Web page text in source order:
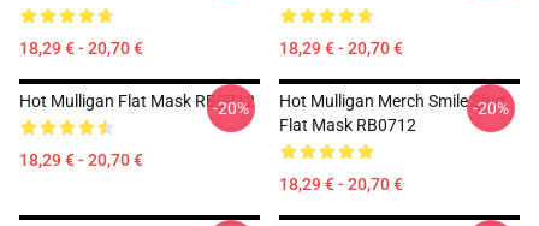
18,29 € - 20,70 € 18,29 € - 20,70 €
Hot Mulligan Flat Mask RB0712
18,29 € - 20,70 €
-20%
Hot Mulligan Merch Smile Shirt
Flat Mask RB0712
18,29 € - 20,70 €
-20%